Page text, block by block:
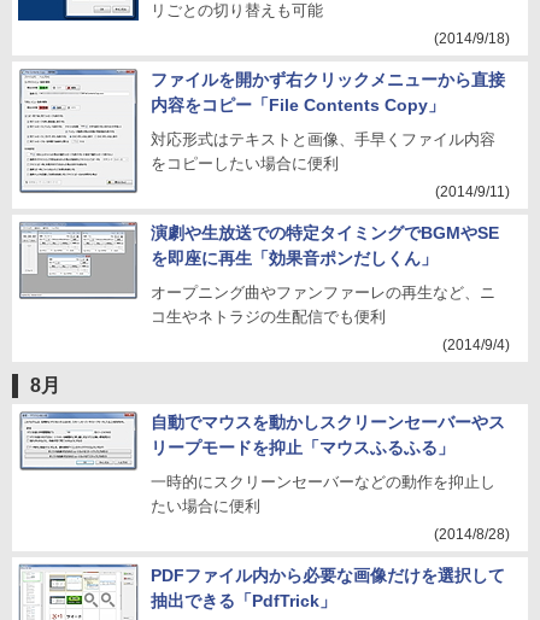
リごとの切り替えも可能
(2014/9/18)
ファイルを開かず右クリックメニューから直接
内容をコピー「File Contents Copy」
対応形式はテキストと画像、手早くファイル内容
をコピーしたい場合に便利
(2014/9/11)
演劇や生放送での特定タイミングでBGMやSE
を即座に再生「効果音ポンだしくん」
オープニング曲やファンファーレの再生など、ニ
コ生やネトラジの生配信でも便利
(2014/9/4)
8月
自動でマウスを動かしスクリーンセーバーやス
リープモードを抑止「マウスふるふる」
一時的にスクリーンセーバーなどの動作を抑止し
たい場合に便利
(2014/8/28)
PDFファイル内から必要な画像だけを選択して
抽出できる「PdfTrick」